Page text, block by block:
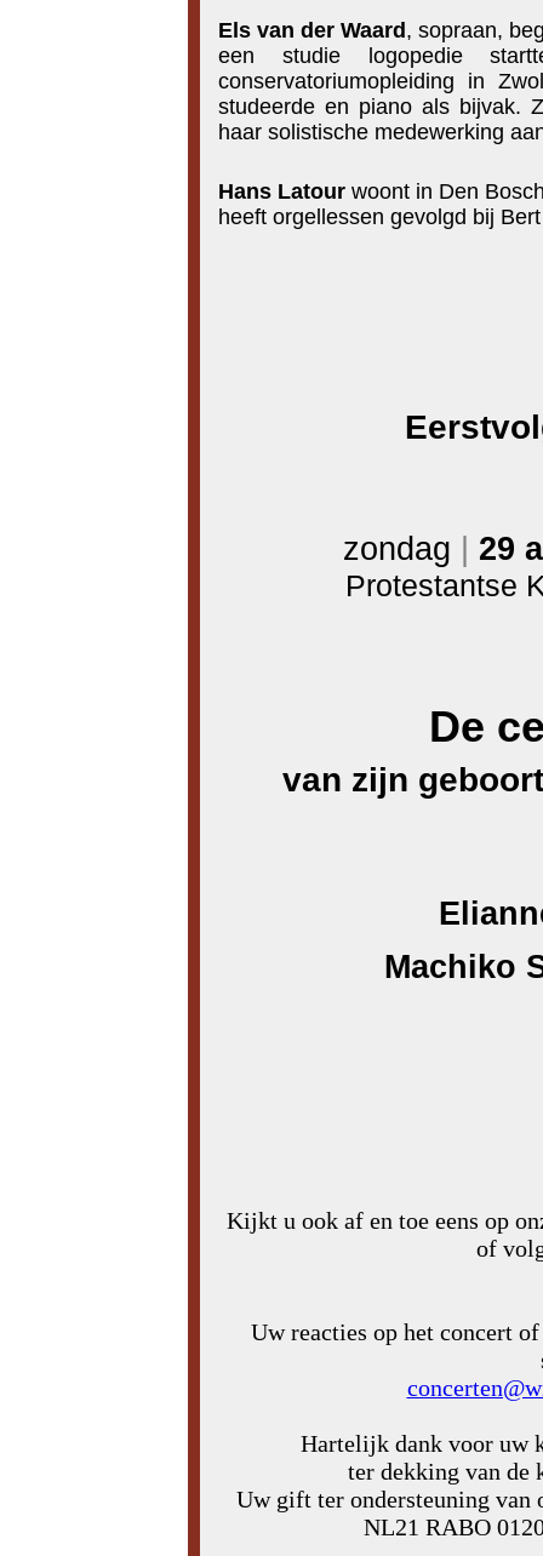
Els van der Waard , sopraan,
een studie logopedie
conservatoriumopleiding in
studeerde en piano als bijvak.
haar solistische medewerking
Hans Latour woont in Den
heeft orgellessen gevolgd bij
zondag 29
Protestantse
De
van zijn
Machiko
Kijkt u ook af en toe eens op
of
Uw reacties op het concert
Hartelijk dank voor uw
ter dekking van de
Uw gift ter ondersteuning van
NL21 RABO